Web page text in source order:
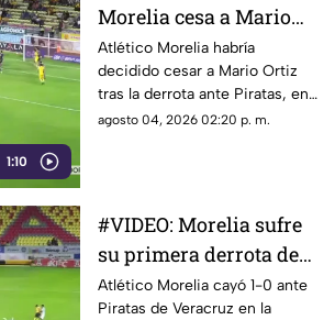
en México, pese a que La
Máquina llega como campeón
del Campeón de Campeones.
1:10
Morelia cesa a Mario
Ortiz tras derrota
Atlético Morelia habría
decidido cesar a Mario Ortiz
tras la derrota ante Piratas, en
apenas la jornada 2 del
agosto 04, 2026 02:20 p. m.
#VIDEO: Morelia sufre
su primera derrota del
torneo
Atlético Morelia cayó 1-0 ante
Piratas de Veracruz en la